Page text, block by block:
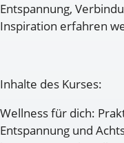
Entspannung,
Inspiration erfahren
Inhalte des Kurses:
Wellness für dich:
Entspannung und